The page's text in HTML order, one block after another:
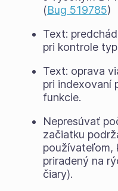
(Bug 519785)
Text:
pri kontrole
Text: oprava
pri indexovaní
funkcie.
Nepresúvať
začiatku
používateľom,
priradený na
čiary).